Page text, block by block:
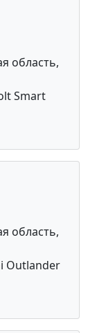
область,
Smart
область,
Outlander